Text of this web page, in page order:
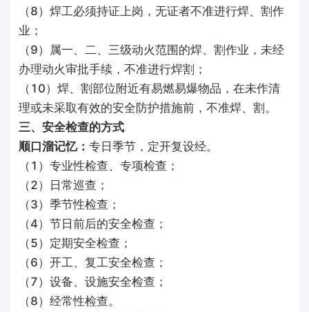
（8）焊工必须持证上岗，无证者不准进行焊、割作
业；
（9）属一、二、三级动火范围的焊、割作业，未经
办理动火审批手续，不准进行焊割；
（10）焊、割部位附近有易燃易爆物品，在未作清
理或未采取有效的安全防护措施前，不准焊、割。
三、安全检查的方式
顺口溜记忆： 专日季节，定开复设经。
（1）专业性检查、专项检查；
（2）日常巡查；
（3）季节性检查；
（4）节日前后的安全检查；
（5）定期安全检查；
（6）开工、复工安全检查；
（7）设备、设施安全检查；
（8）经常性检查。